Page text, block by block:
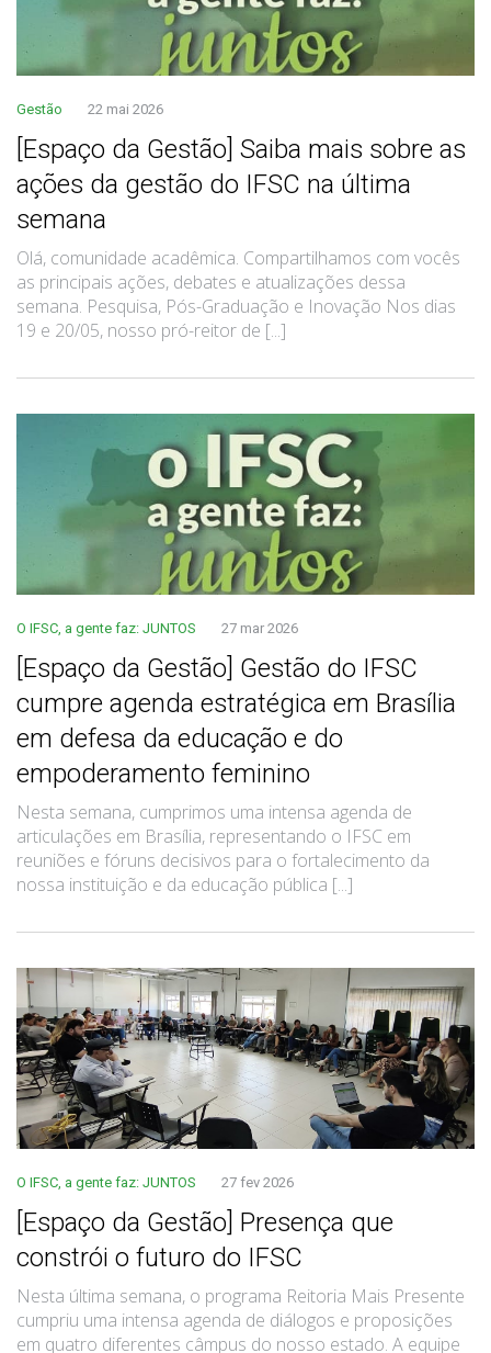
Gestão 22 mai 2026
[Espaço da Gestão] Saiba mais sobre as
ações da gestão do IFSC na última
semana
Olá, comunidade acadêmica. Compartilhamos com vocês
as principais ações, debates e atualizações dessa
semana. Pesquisa, Pós-Graduação e Inovação Nos dias
19 e 20/05, nosso pró-reitor de [...]
O IFSC, a gente faz: JUNTOS 27 mar 2026
[Espaço da Gestão] Gestão do IFSC
cumpre agenda estratégica em Brasília
em defesa da educação e do
empoderamento feminino
Nesta semana, cumprimos uma intensa agenda de
articulações em Brasília, representando o IFSC em
reuniões e fóruns decisivos para o fortalecimento da
nossa instituição e da educação pública [...]
O IFSC, a gente faz: JUNTOS 27 fev 2026
[Espaço da Gestão] Presença que
constrói o futuro do IFSC
Nesta última semana, o programa Reitoria Mais Presente
cumpriu uma intensa agenda de diálogos e proposições
em quatro diferentes câmpus do nosso estado. A equipe